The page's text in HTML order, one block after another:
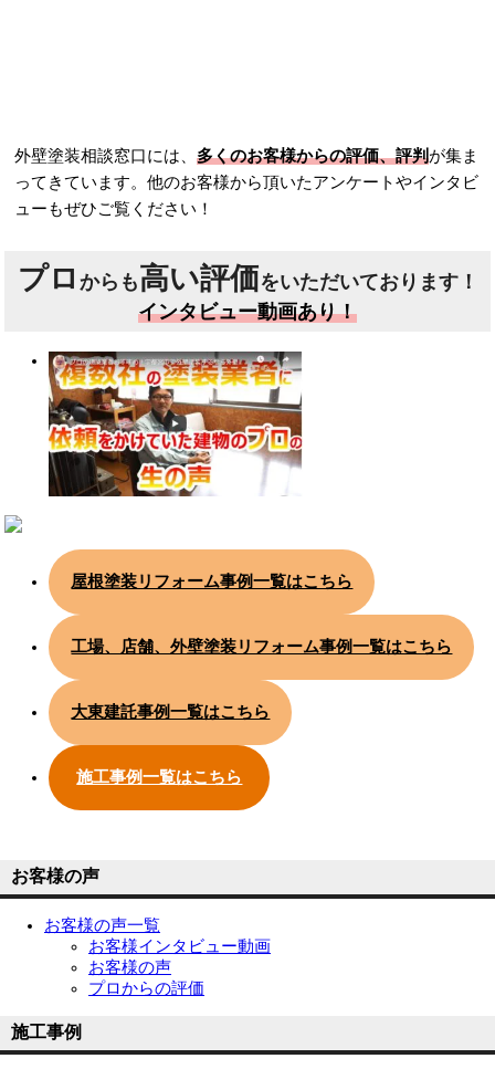
外壁塗装相談窓口には、多くのお客様からの評価、評判が集ま
ってきています。他のお客様から頂いたアンケートやインタビ
ューもぜひご覧ください！
プロ からも高い評価をいただいております！
インタビュー動画あり！
屋根塗装リフォーム事例一覧はこちら
工場、店舗、外壁塗装リフォーム事例一覧はこちら
大東建託事例一覧はこちら
施工事例一覧はこちら
お客様の声
お客様の声一覧
お客様インタビュー動画
お客様の声
プロからの評価
施工事例